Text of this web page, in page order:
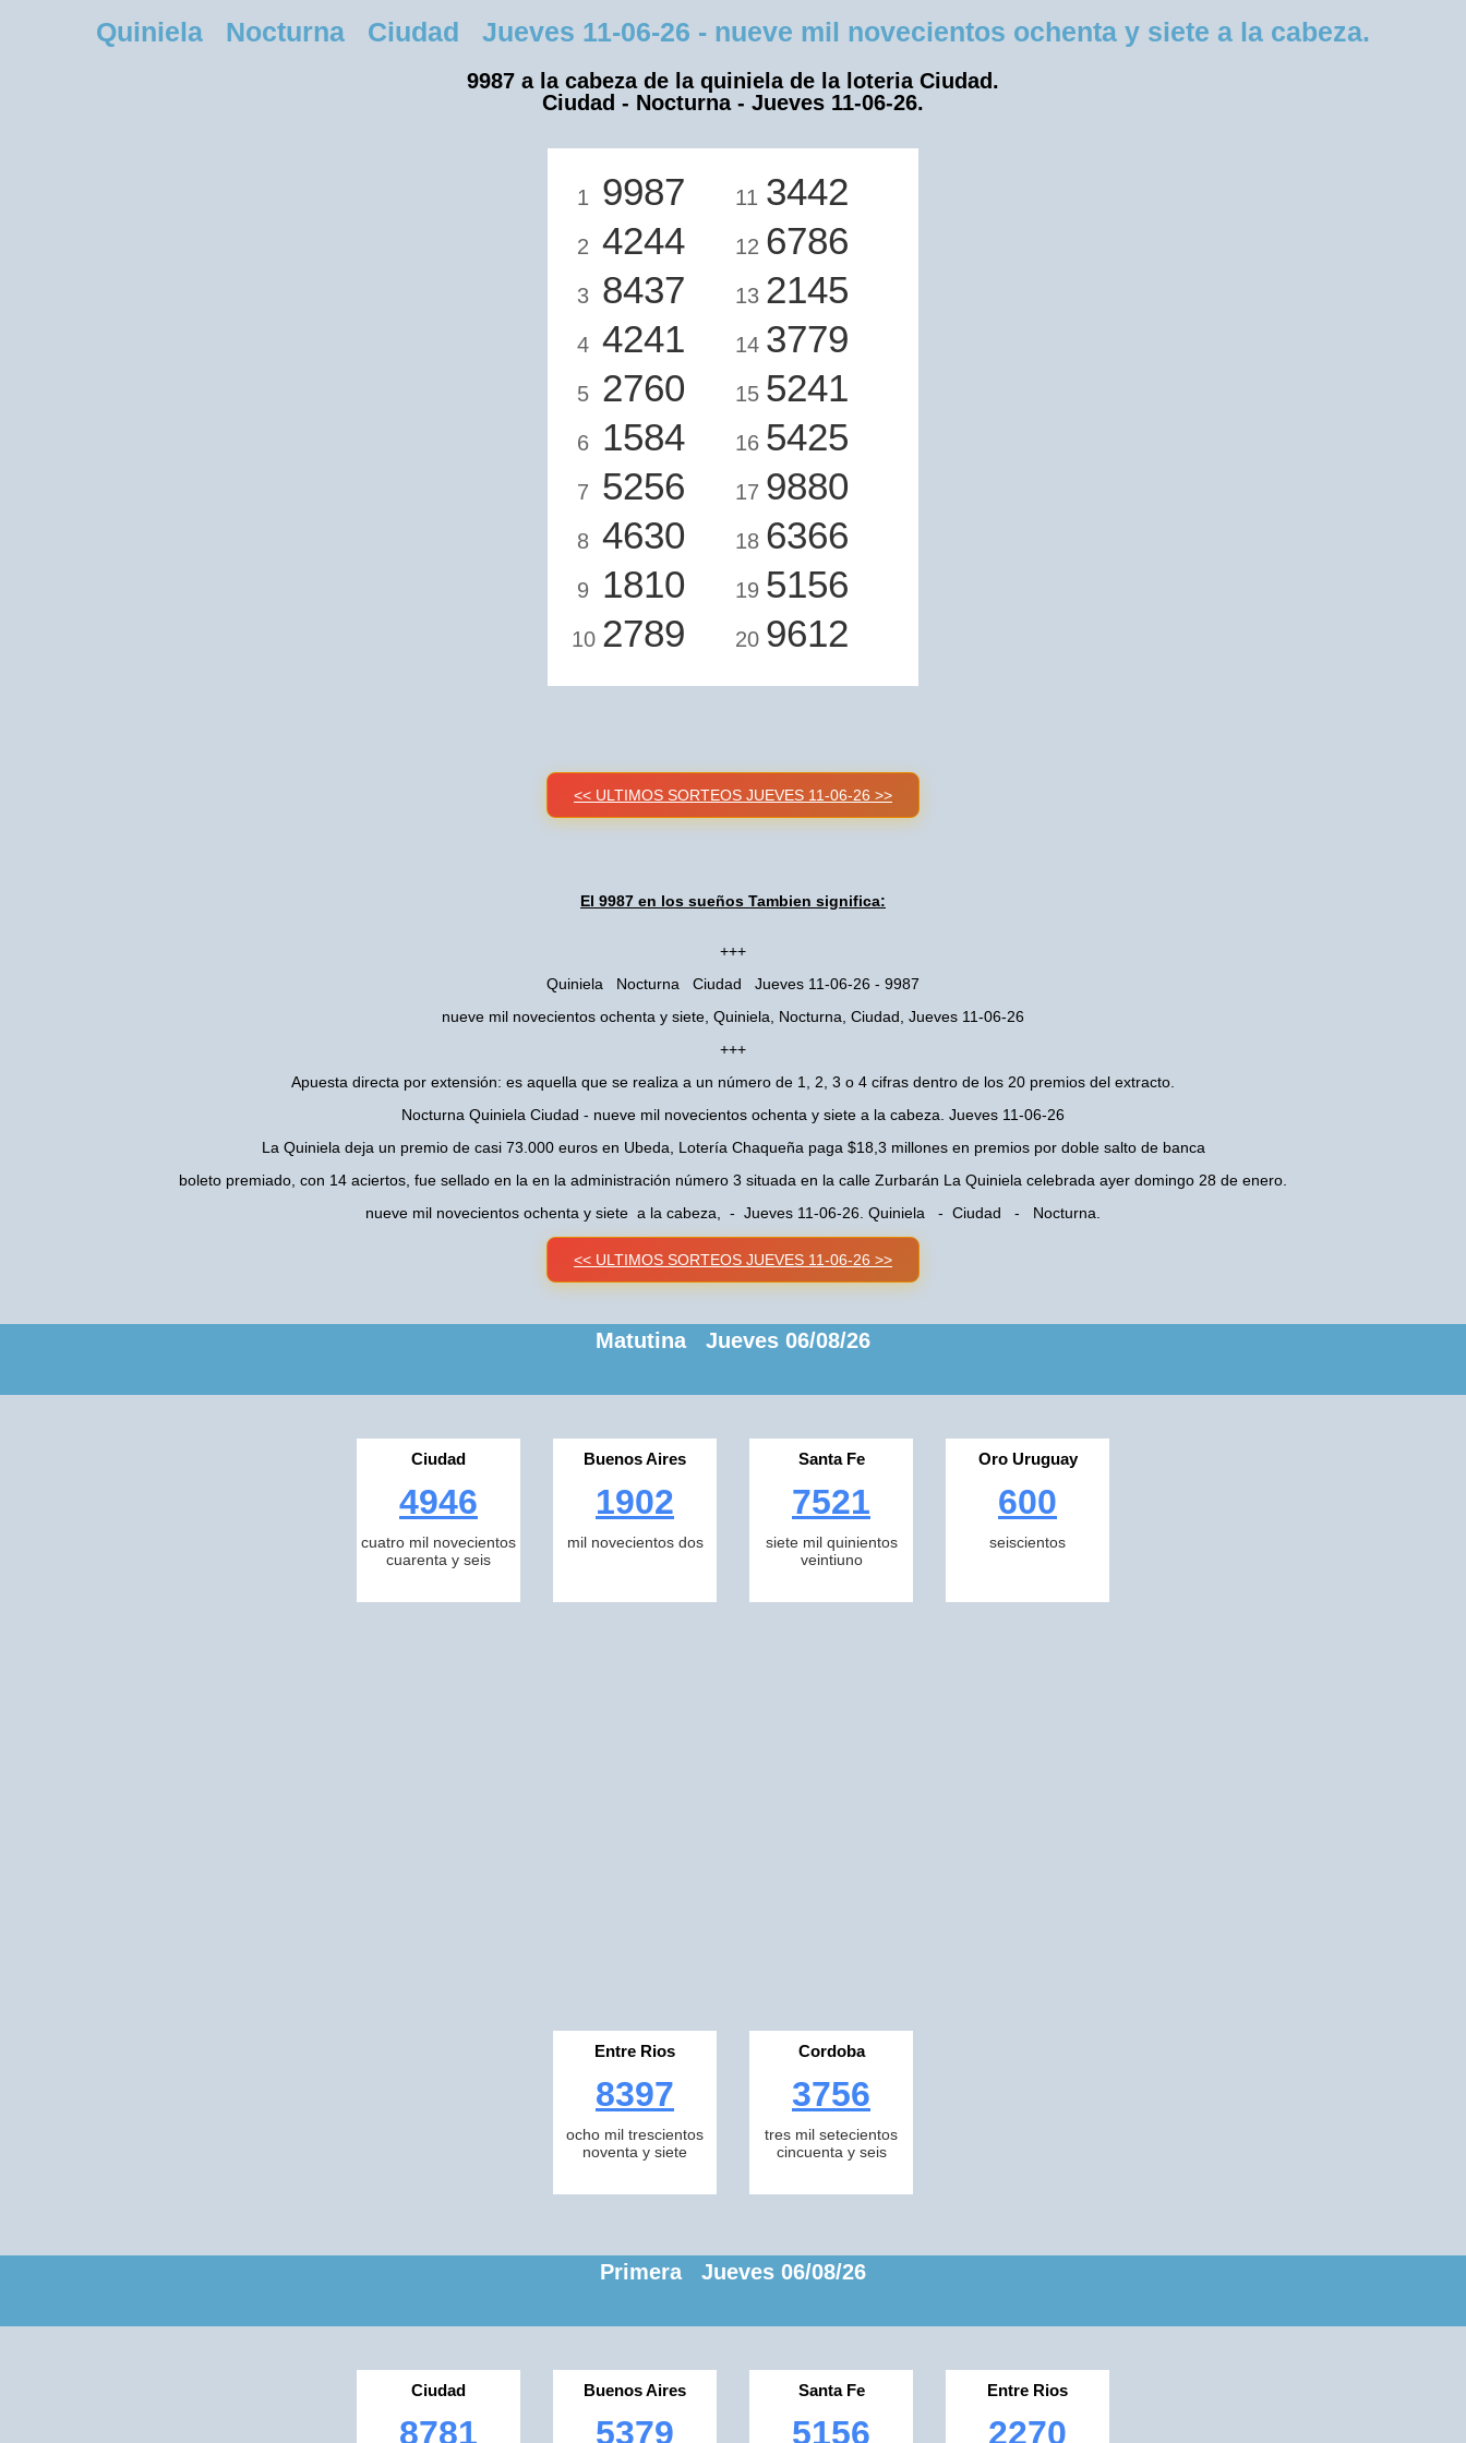
Quiniela Nocturna Ciudad Jueves 11-06-26 - nueve mil novecientos ochenta y siete a la cabeza.
9987 a la cabeza de la quiniela de la loteria Ciudad.
Ciudad - Nocturna - Jueves 11-06-26.
1 9987
2 4244
3 8437
4 4241
5 2760
6 1584
7 5256
8 4630
9 1810
10 2789
11 3442
12 6786
13 2145
14 3779
15 5241
16 5425
17 9880
18 6366
19 5156
20 9612
<< ULTIMOS SORTEOS JUEVES 11-06-26 >>
El 9987 en los sueños Tambien significa:
+++
Quiniela Nocturna Ciudad Jueves 11-06-26 - 9987
nueve mil novecientos ochenta y siete, Quiniela, Nocturna, Ciudad, Jueves 11-06-26
+++
Apuesta directa por extensión: es aquella que se realiza a un número de 1, 2, 3 o 4 cifras dentro de los 20 premios del extracto.
Nocturna Quiniela Ciudad - nueve mil novecientos ochenta y siete a la cabeza. Jueves 11-06-26
La Quiniela deja un premio de casi 73.000 euros en Ubeda, Lotería Chaqueña paga $18,3 millones en premios por doble salto de banca
boleto premiado, con 14 aciertos, fue sellado en la en la administración número 3 situada en la calle Zurbarán La Quiniela celebrada ayer domingo 28 de enero.
nueve mil novecientos ochenta y siete a la cabeza, - Jueves 11-06-26. Quiniela - Ciudad - Nocturna.
<< ULTIMOS SORTEOS JUEVES 11-06-26 >>
Matutina Jueves 06/08/26
Ciudad
4946
cuatro mil novecientos
cuarenta y seis
Buenos Aires
1902
mil novecientos dos
Santa Fe
7521
siete mil quinientos
veintiuno
Oro Uruguay
600
seiscientos
Entre Rios
8397
ocho mil trescientos
noventa y siete
Cordoba
3756
tres mil setecientos
cincuenta y seis
Primera Jueves 06/08/26
Ciudad
8781
Buenos Aires
5379
Santa Fe
5156
Entre Rios
2270